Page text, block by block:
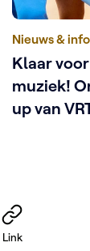
Nieuws &
Klaar
muziek!
up van
Link